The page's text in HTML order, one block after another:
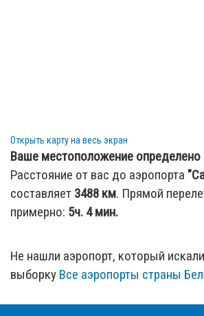
Открыть карту на весь экран
Ваше местоположение определено
Расстояние от вас до аэропорта
составляет 3488 км. Прямой
примерно: 5ч. 4 мин.
Не нашли аэропорт, который
выборку Все аэропорты страны